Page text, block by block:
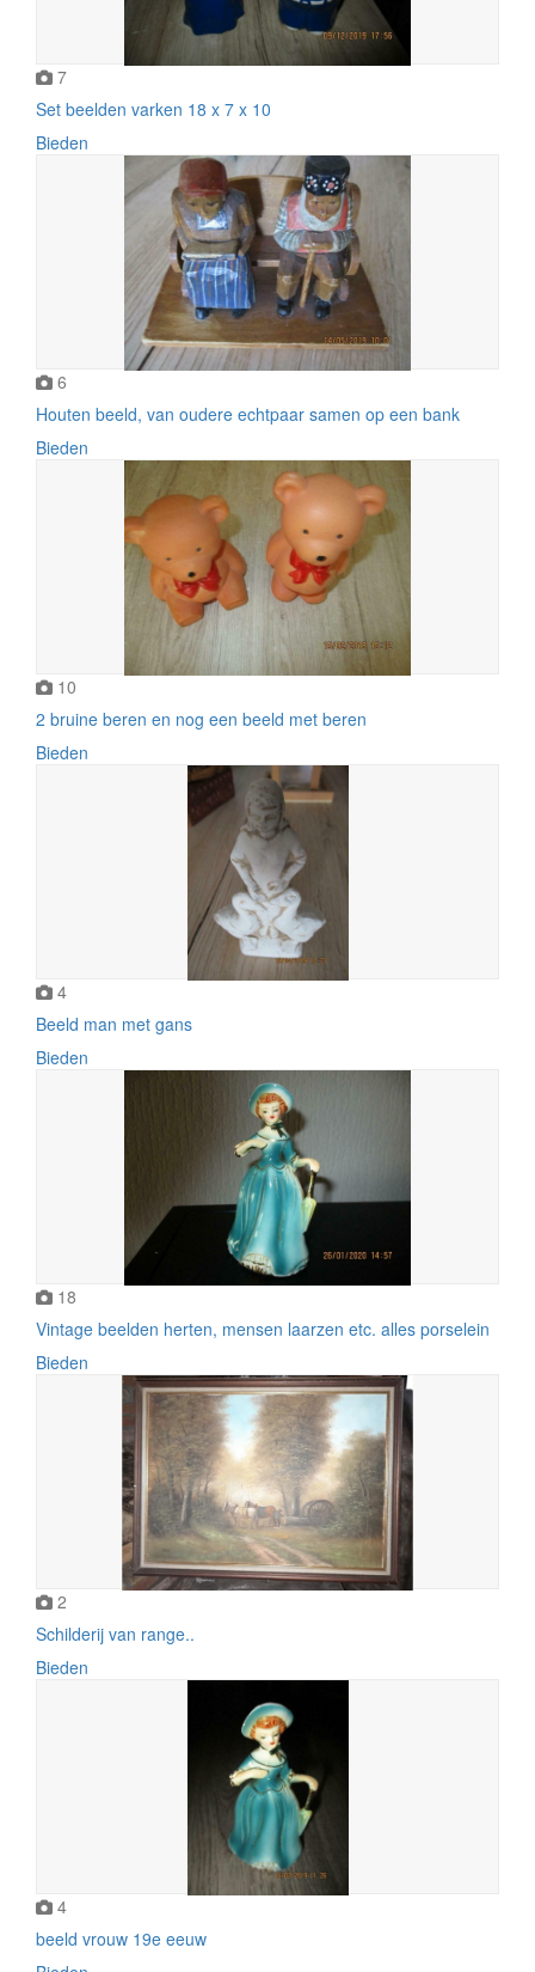
7
Set beelden varken 18 x 7 x 10
Bieden
6
Houten beeld, van oudere echtpaar samen op een bank
Bieden
10
2 bruine beren en nog een beeld met beren
Bieden
4
Beeld man met gans
Bieden
18
Vintage beelden herten, mensen laarzen etc. alles porselein
Bieden
2
Schilderij van range..
Bieden
4
beeld vrouw 19e eeuw